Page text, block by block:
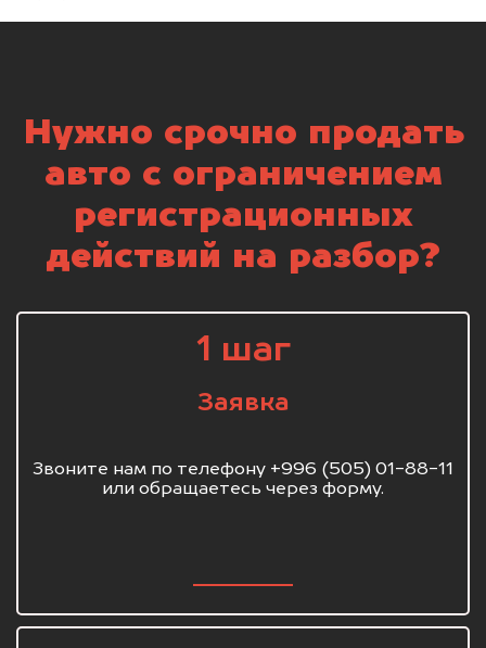
Нужно срочно продать
авто с ограничением
регистрационных
действий на разбор?
1 шаг
Заявка
Звоните нам по телефону +996 (505) 01-88-11
или обращаетесь через форму.